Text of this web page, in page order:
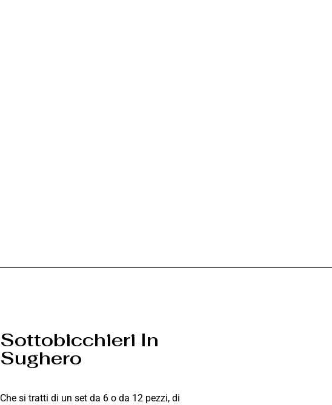
Sottobicchieri In
Sughero
Che si tratti di un set da 6 o da 12 pezzi, di